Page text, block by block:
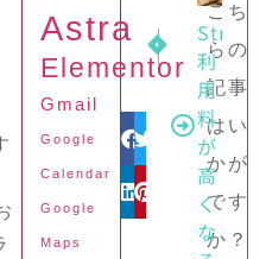
Astra
Elementor
Gmail
Google
Calendar
Google
Maps
Facebook
Twitter
LinkedIn
グローバル
ほんの数分で
こち
らの
記事
はい
かが
です
か？
Stripe
利
用
料
が
高
く
な